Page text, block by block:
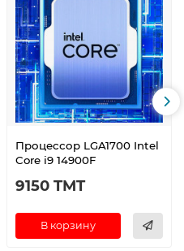
Процессор LGA1700 Intel
Core i9 14900F
9150 TMT
В корзину